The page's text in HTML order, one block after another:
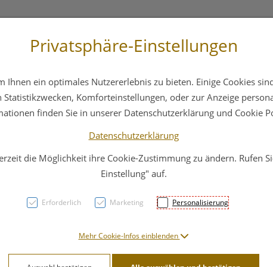
Hautpflege Familie Nahrungsergänzung
PZN: 2336230
Privatsphäre-Einstellungen
Ihnen ein optimales Nutzererlebnis zu bieten. Einige Cookies
Komforteinstellungen, oder zur Anzeige
finden Sie in unserer Datenschutzerklärung und Cookie
Datenschutzerklärung
die Möglichkeit ihre Cookie-Zustimmung zu ändern. Rufen
Einstellung" auf.
Erforderlich Marketing Personalisierung
Mehr Cookie-Infos einblenden